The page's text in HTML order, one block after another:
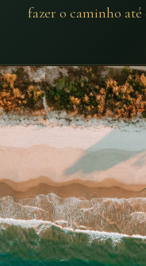
fazer o caminho